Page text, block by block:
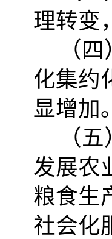
理转变
（
化集约
显增加。
（
发展农
粮食生
社会化